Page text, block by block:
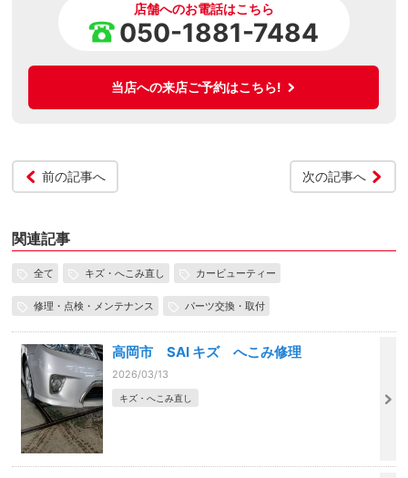
店舗へのお電話はこちら
050-1881-7484
当店への来店ご予約はこちら!
前の記事へ 次の記事へ
関連記事
全て キズ・へこみ直し カービューティー
修理・点検・メンテナンス パーツ交換・取付
高岡市 SAI キズ へこみ修理
2026/03/13
キズ・へこみ直し